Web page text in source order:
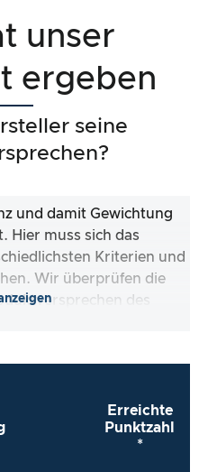
unser
ergeben
seine
und damit Gewichtung
Hier muss sich das
Kriterien und
Wir überprüfen die
des
Erreichte
Punktzahl
*